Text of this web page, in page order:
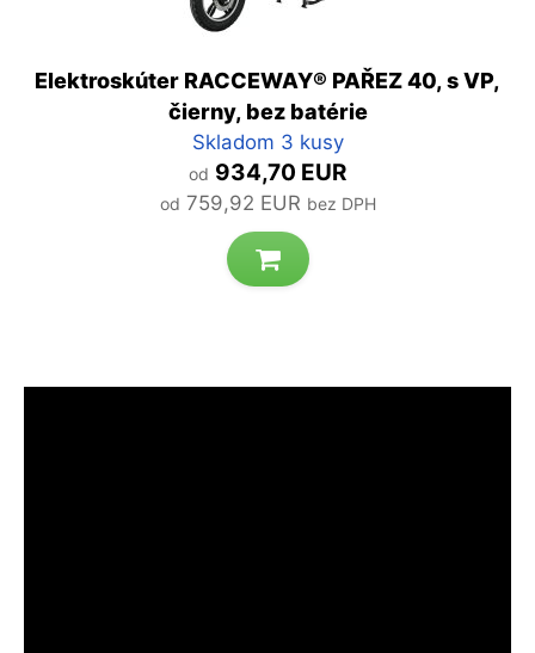
Elektroskúter RACCEWAY® PAŘEZ 40, s VP,
čierny, bez batérie
Skladom 3 kusy
od 934,70 EUR
od 759,92 EUR bez DPH